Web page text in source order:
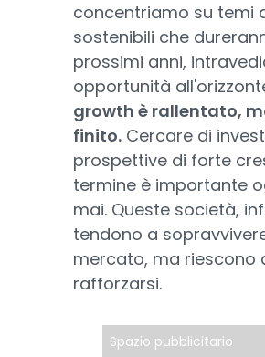
concentriamo su temi
sostenibili che
prossimi anni,
opportunità
growth è rallentato,
finito. Cercare di
prospettive di forte
termine è importante
mai. Queste società,
tendono a
mercato, ma riescono
rafforzarsi.
Spazio pubblicitario